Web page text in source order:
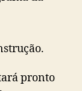
pronto